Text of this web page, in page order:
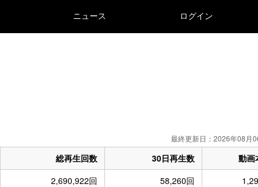
ニュース ログイン
最終更新日：2026年08月
総再生回数 30日再生数
動画
2,690,922回 58,260回